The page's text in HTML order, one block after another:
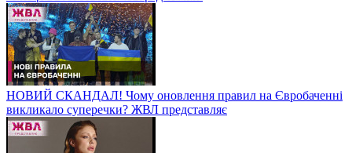
НОВИЙ СКАНДАЛ! Чому оновлення правил на Євробаченні
викликало суперечки? ЖВЛ представляє